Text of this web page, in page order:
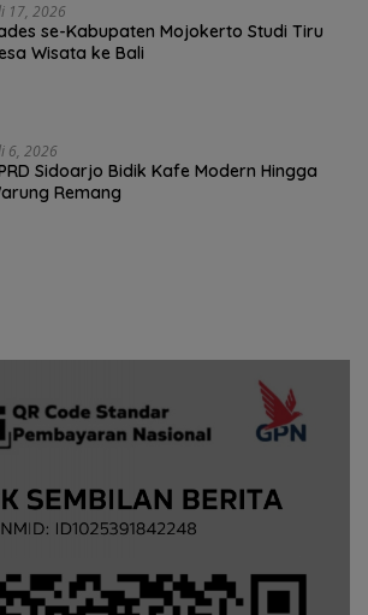
17, 2026
se-Kabupaten Mojokerto Studi Tiru
Wisata ke Bali
6, 2026
Sidoarjo Bidik Kafe Modern Hingga
Remang